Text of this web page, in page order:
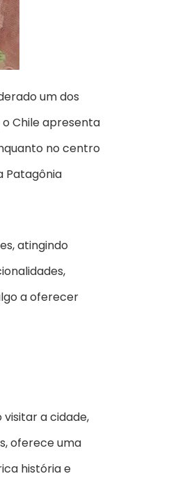
um dos
Chile apresenta
no centro
Patagônia
atingindo
a oferecer
a cidade,
oferece uma
história e